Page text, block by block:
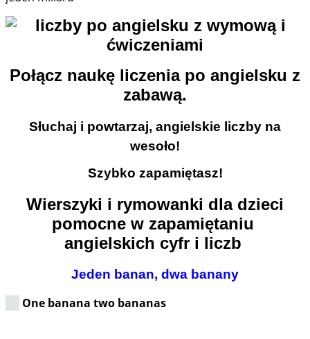
Połącz naukę liczenia po angielsku z
zabawą.
Słuchaj i powtarzaj, angielskie liczby na
wesoło!
Szybko zapamiętasz!
Wierszyki i rymowanki dla dzieci
pomocne w zapamiętaniu
angielskich cyfr i liczb
Jeden banan, dwa banany
One banana two bananas